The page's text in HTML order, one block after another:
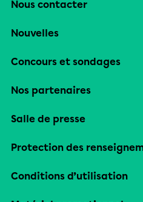
Nous contacter
Nouvelles
Concours et sondages
Nos partenaires
Salle de presse
Protection des
Conditions d’utilisation